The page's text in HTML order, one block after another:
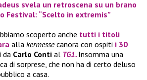
svela un retroscena su un brano
Festival: “Scelto in extremis”
scoperto anche tutti i titoli
alla kermessecanora con ospiti i 30
da Carlo Conti al TG1. Insomma una
di sorprese, che non ha di certo deluso
a casa.